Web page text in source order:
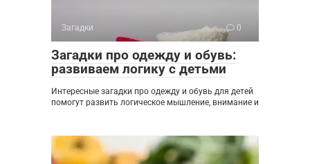
Загадки 0
Загадки про одежду и обувь:
развиваем логику с детьми
Интересные загадки про одежду и обувь для детей
помогут развить логическое мышление, внимание и